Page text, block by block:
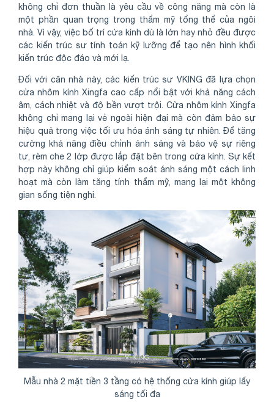
không chỉ đơn thuần là yêu cầu về công năng mà còn là
một phần quan trọng trong thẩm mỹ tổng thể của ngôi
nhà. Vì vậy, việc bố trí cửa kính dù là lớn hay nhỏ đều được
các kiến trúc sư tính toán kỹ lưỡng để tạo nên hình khối
kiến trúc độc đáo và mới lạ.
Đối với căn nhà này, các kiến trúc sư VKING đã lựa chọn
cửa nhôm kính Xingfa cao cấp nổi bật với khả năng cách
âm, cách nhiệt và độ bền vượt trội. Cửa nhôm kính Xingfa
không chỉ mang lại vẻ ngoài hiện đại mà còn đảm bảo sự
hiệu quả trong việc tối ưu hóa ánh sáng tự nhiên. Để tăng
cường khả năng điều chỉnh ánh sáng và bảo vệ sự riêng
tư, rèm che 2 lớp được lắp đặt bên trong cửa kính. Sự kết
hợp này không chỉ giúp kiểm soát ánh sáng một cách linh
hoạt mà còn làm tăng tính thẩm mỹ, mang lại một không
gian sống tiện nghi.
Mẫu nhà 2 mặt tiền 3 tầng có hệ thống cửa kính giúp lấy
sáng tối đa